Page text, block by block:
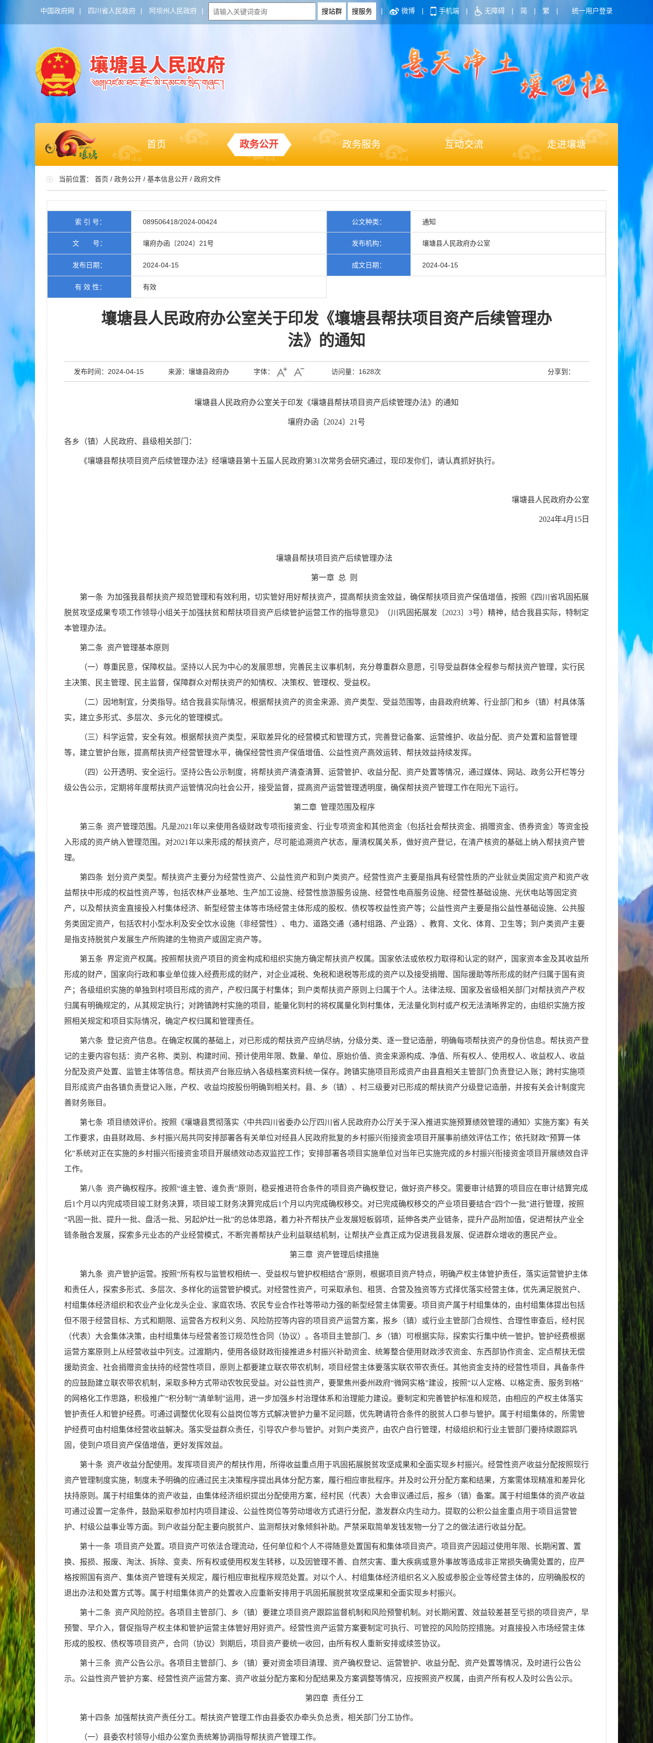
中国政府网 | 四川省人民政府 | 阿坝州人民政府 | | 微博 | 手机端 | 无障碍 | 简 | 繁 | 统一用户登录
首页 政务公开 政务服务 互动交流 走进壤塘
当前位置： 首页 / 政务公开 / 基本信息公开 / 政府文件
索 引 号： 089506418/2024-00424 公文种类： 通知
文 号： 壤府办函〔2024〕21号 发布机构： 壤塘县人民政府办公室
发布日期： 2024-04-15 成文日期： 2024-04-15
有 效 性： 有效
壤塘县人民政府办公室关于印发《壤塘县帮扶项目资产后续管理办
法》的通知
发布时间：2024-04-15 来源：壤塘县政府办 字体： 访问量： 1628次 分享到：
壤塘县人民政府办公室关于印发《壤塘县帮扶项目资产后续管理办法》的通知
壤府办函〔2024〕21号
各乡（镇）人民政府、县级相关部门：
《壤塘县帮扶项目资产后续管理办法》经壤塘县第十五届人民政府第31次常务会研究通过，现印发你们，请认真抓好执行。
壤塘县人民政府办公室
2024年4月15日
壤塘县帮扶项目资产后续管理办法
第一章 总 则
第一条 为加强我县帮扶资产规范管理和有效利用，切实管好用好帮扶资产，提高帮扶资金效益，确保帮扶项目资产保值增值，按照《四川省巩固拓展
脱贫攻坚成果专项工作领导小组关于加强扶贫和帮扶项目资产后续管护运营工作的指导意见》（川巩固拓展发〔2023〕3号）精神，结合我县实际，特制定
本管理办法。
第二条 资产管理基本原则
（一）尊重民意，保障权益。坚持以人民为中心的发展思想，完善民主议事机制，充分尊重群众意愿，引导受益群体全程参与帮扶资产管理，实行民
主决策、民主管理、民主监督，保障群众对帮扶资产的知情权、决策权、管理权、受益权。
（二）因地制宜，分类指导。结合我县实际情况，根据帮扶资产的资金来源、资产类型、受益范围等，由县政府统筹、行业部门和乡（镇）村具体落
实，建立多形式、多层次、多元化的管理模式。
（三）科学运营，安全有效。根据帮扶资产类型，采取差异化的经营模式和管理方式，完善登记备案、运营维护、收益分配、资产处置和监督管理
等，建立管护台账，提高帮扶资产经营管理水平，确保经营性资产保值增值、公益性资产高效运转、帮扶效益持续发挥。
（四）公开透明、安全运行。坚持公告公示制度，将帮扶资产清查清算、运营管护、收益分配、资产处置等情况，通过媒体、网站、政务公开栏等分
级公告公示，定期将年度帮扶资产运管情况向社会公开，接受监督，提高资产运营管理透明度，确保帮扶资产管理工作在阳光下运行。
第二章 管理范围及程序
第三条 资产管理范围。凡是2021年以来使用各级财政专项衔接资金、行业专项资金和其他资金（包括社会帮扶资金、捐赠资金、债券资金）等资金投
入形成的资产纳入管理范围。对2021年以来形成的帮扶资产，尽可能追溯资产状态，厘清权属关系，做好资产登记，在清产核资的基础上纳入帮扶资产管
理。
第四条 划分资产类型。帮扶资产主要分为经营性资产、公益性资产和到户类资产。经营性资产主要是指具有经营性质的产业就业类固定资产和资产收
益帮扶中形成的权益性资产等，包括农林产业基地、生产加工设施、经营性旅游服务设施、经营性电商服务设施、经营性基础设施、光伏电站等固定资
产，以及帮扶资金直接投入村集体经济、新型经营主体等市场经营主体形成的股权、债权等权益性资产等；公益性资产主要是指公益性基础设施、公共服
务类固定资产，包括农村小型水利及安全饮水设施（非经营性）、电力、道路交通（通村组路、产业路）、教育、文化、体育、卫生等；到户类资产主要
是指支持脱贫户发展生产所购建的生物资产或固定资产等。
第五条 界定资产权属。按照帮扶资产项目的资金构成和组织实施方确定帮扶资产权属。国家依法或依权力取得和认定的财产，国家资本金及其收益所
形成的财产，国家向行政和事业单位拨入经费形成的财产，对企业减税、免税和退税等形成的资产以及接受捐赠、国际援助等所形成的财产归属于国有资
产；各级组织实施的单独到村项目形成的资产，产权归属于村集体；到户类帮扶资产原则上归属于个人。法律法规、国家及省级相关部门对帮扶资产产权
归属有明确规定的，从其规定执行；对跨镇跨村实施的项目，能量化到村的将权属量化到村集体，无法量化到村或产权无法清晰界定的，由组织实施方按
照相关规定和项目实际情况，确定产权归属和管理责任。
第六条 登记资产信息。在确定权属的基础上，对已形成的帮扶资产应纳尽纳，分级分类、逐一登记造册，明确每项帮扶资产的身份信息。帮扶资产登
记的主要内容包括：资产名称、类别、构建时间、预计使用年限、数量、单位、原始价值、资金来源构成、净值、所有权人、使用权人、收益权人、收益
分配及资产处置、监管主体等信息。帮扶资产台账应纳入各级档案资料统一保存。跨镇实施项目形成资产由县直相关主管部门负责登记入账；跨村实施项
目形成资产由各镇负责登记入账，产权、收益均按股份明确到相关村。县、乡（镇）、村三级要对已形成的帮扶资产分级登记造册，并按有关会计制度完
善财务账目。
第七条 项目绩效评价。按照《壤塘县贯彻落实〈中共四川省委办公厅四川省人民政府办公厅关于深入推进实施预算绩效管理的通知〉实施方案》有关
工作要求，由县财政局、乡村振兴局共同安排部署各有关单位对经县人民政府批复的乡村振兴衔接资金项目开展事前绩效评估工作；依托财政“预算一体
化”系统对正在实施的乡村振兴衔接资金项目开展绩效动态双监控工作；安排部署各项目实施单位对当年已实施完成的乡村振兴衔接资金项目开展绩效自评
工作。
第八条 资产确权程序。按照“谁主管、谁负责”原则，稳妥推进符合条件的项目资产确权登记，做好资产移交。需要审计结算的项目应在审计结算完成
后1个月以内完成项目竣工财务决算，项目竣工财务决算完成后1个月以内完成确权移交。对已完成确权移交的产业项目要结合“四个一批”进行管理，按照
“巩固一批、提升一批、盘活一批、另起炉灶一批”的总体思路，着力补齐帮扶产业发展短板弱项，延伸各类产业链条，提升产品附加值，促进帮扶产业全
链条融合发展，探索多元业态的产业经营模式，不断完善帮扶产业利益联结机制，让帮扶产业真正成为促进我县发展、促进群众增收的惠民产业。
第三章 资产管理后续措施
第九条 资产管护运营。按照“所有权与监管权相统一、受益权与管护权相结合”原则，根据项目资产特点，明确产权主体管护责任，落实运营管护主体
和责任人，探索多形式、多层次、多样化的运营管护模式。对经营性资产，可采取承包、租赁、合营及独资等方式择优落实经营主体，优先满足脱贫户、
村组集体经济组织和农业产业化龙头企业、家庭农场、农民专业合作社等带动力强的新型经营主体需要。项目资产属于村组集体的，由村组集体提出包括
但不限于经营目标、方式和期限、运营各方权利义务、风险防控等内容的项目资产运营方案，报乡（镇）或行业主管部门合规性、合理性审查后，经村民
（代表）大会集体决策，由村组集体与经营者签订规范性合同（协议）。各项目主管部门、乡（镇）可根据实际，探索实行集中统一管护。管护经费根据
运营方案原则上从经营收益中列支。过渡期内，使用各级财政衔接推进乡村振兴补助资金、统筹整合使用财政涉农资金、东西部协作资金、定点帮扶无偿
援助资金、社会捐赠资金扶持的经营性项目，原则上都要建立联农带农机制，项目经营主体要落实联农带农责任。其他资金支持的经营性项目，具备条件
的应鼓励建立联农带农机制，采取多种方式带动农牧民受益。对公益性资产，要聚焦州委州政府“微网实格”建设，按照“以人定格、以格定责、服务到格”
的网格化工作思路，积极推广“积分制”“清单制”运用，进一步加强乡村治理体系和治理能力建设。要制定和完善管护标准和规范，由相应的产权主体落实
管护责任人和管护经费。可通过调整优化现有公益岗位等方式解决管护力量不足问题，优先聘请符合条件的脱贫人口参与管护。属于村组集体的，所需管
护经费可由村组集体经营收益解决。落实受益群众责任，引导农户参与管护。对到户类资产，由农户自行管理，村级组织和行业主管部门要持续跟踪巩
固，使到户项目资产保值增值，更好发挥效益。
第十条 资产收益分配使用。发挥项目资产的帮扶作用，所得收益重点用于巩固拓展脱贫攻坚成果和全面实现乡村振兴。经营性资产收益分配按照现行
资产管理制度实施，制度未予明确的应通过民主决策程序提出具体分配方案，履行相应审批程序。并及时公开分配方案和结果，方案需体现精准和差异化
扶持原则。属于村组集体的资产收益，由集体经济组织提出分配使用方案，经村民（代表）大会审议通过后，报乡（镇）备案。属于村组集体的资产收益
可通过设置一定条件，鼓励采取参加村内项目建设、公益性岗位等劳动增收方式进行分配，激发群众内生动力。提取的公积公益金重点用于项目运营管
护、村级公益事业等方面。到户收益分配主要向脱贫户、监测帮扶对象倾斜补助。严禁采取简单发钱发物一分了之的做法进行收益分配。
第十一条 项目资产处置。项目资产可依法合理流动，任何单位和个人不得随意处置国有和集体项目资产。项目资产因超过使用年限、长期闲置、置
换、报损、报废、淘汰、拆除、变卖、所有权或使用权发生转移，以及因管理不善、自然灾害、重大疾病或意外事故等造成非正常损失确需处置的，应严
格按照国有资产、集体资产管理有关规定，履行相应审批程序规范处置。对以个人、村组集体经济组织名义入股或参股企业等经营主体的，应明确股权的
退出办法和处置方式等。属于村组集体资产的处置收入应重新安排用于巩固拓展脱贫攻坚成果和全面实现乡村振兴。
第十二条 资产风险防控。各项目主管部门、乡（镇）要建立项目资产跟踪监督机制和风险预警机制。对长期闲置、效益较差甚至亏损的项目资产，早
预警、早介入，督促指导产权主体和管护运营主体管好用好资产。经营性资产运营方案要制定可执行、可管控的风险防控措施。对直接投入市场经营主体
形成的股权、债权等项目资产，合同（协议）到期后，项目资产要统一收回，由所有权人重新安排或续签协议。
第十三条 资产公告公示。各项目主管部门、乡（镇）要对资金项目清理、资产确权登记、运营管护、收益分配、资产处置等情况，及时进行公告公
示。公益性资产管护方案、经营性资产运营方案、资产收益分配方案和分配结果及方案调整等情况，应按照资产权属，由资产所有权人及时公告公示。
第四章 责任分工
第十四条 加强帮扶资产责任分工。帮扶资产管理工作由县委农办牵头负总责，相关部门分工协作。
（一）县委农村领导小组办公室负责统筹协调指导帮扶资产管理工作。